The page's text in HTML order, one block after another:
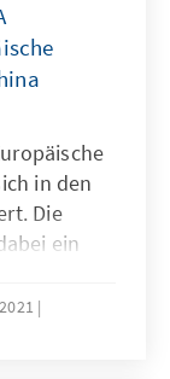
in den
Die
ein
China